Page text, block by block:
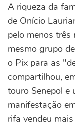
A riqueza da
de Onício
pelo menos
mesmo grupo
o Pix para as
compartilhou,
touro Senepol e
manifestação
rifa vendeu